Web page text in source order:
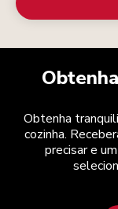
Obtenha
cozinha.
precisar e